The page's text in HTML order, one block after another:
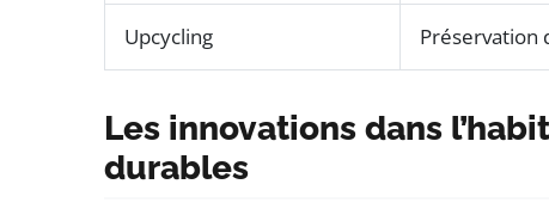
Upcycling Préservation
Les innovations dans
durables